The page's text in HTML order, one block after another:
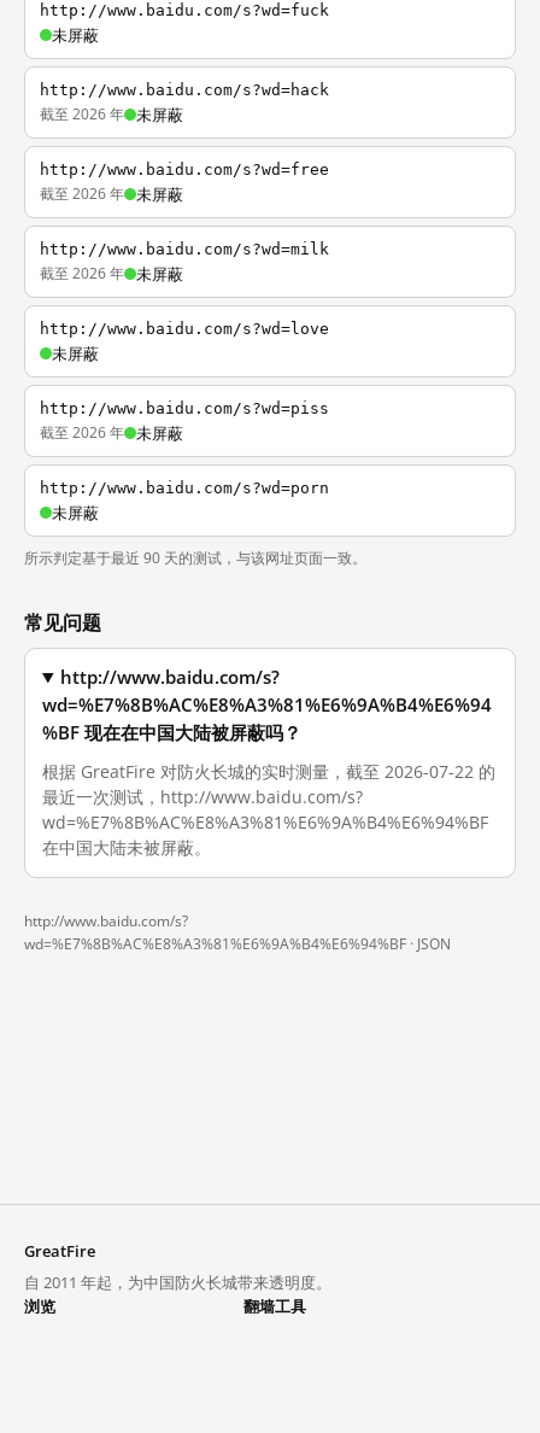
http://www.baidu.com/s?wd=fuck
未屏蔽
http://www.baidu.com/s?wd=hack
截至 2026 年 未屏蔽
http://www.baidu.com/s?wd=free
截至 2026 年 未屏蔽
http://www.baidu.com/s?wd=milk
截至 2026 年 未屏蔽
http://www.baidu.com/s?wd=love
未屏蔽
http://www.baidu.com/s?wd=piss
截至 2026 年 未屏蔽
http://www.baidu.com/s?wd=porn
未屏蔽
所示判定基于最近 90 天的测试，与该网址页面一致。
常见问题
http://www.baidu.com/s?
wd=%E7%8B%AC%E8%A3%81%E6%9A%B4%E6%94
%BF 现在在中国大陆被屏蔽吗？
根据 GreatFire 对防火长城的实时测量，截至 2026-07-22 的
最近一次测试，http://www.baidu.com/s?
wd=%E7%8B%AC%E8%A3%81%E6%9A%B4%E6%94%BF
在中国大陆未被屏蔽。
http://www.baidu.com/s?
wd=%E7%8B%AC%E8%A3%81%E6%9A%B4%E6%94%BF · JSON
GreatFire
自 2011 年起，为中国防火长城带来透明度。
浏览
翻墙工具